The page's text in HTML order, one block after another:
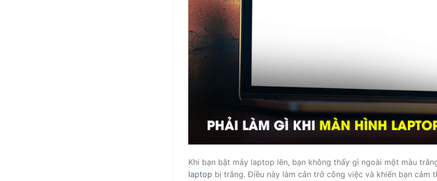
Khi bạn bật máy laptop lên, bạn không thấy gì ngoài một màu
laptop bị trắng. Điều này làm cản trở công việc và khiến bạn cảm